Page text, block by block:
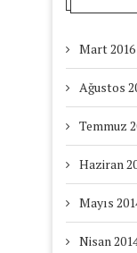
Mart 2016
Ağustos
Temmuz
Haziran
Mayıs
Nisan